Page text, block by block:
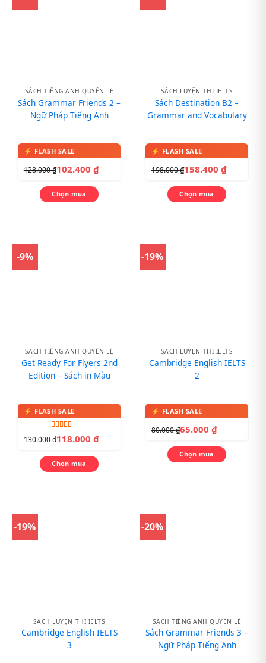
SÁCH TIẾNG ANH QUYỂN LẺ
Sách Grammar Friends 2 –
Ngữ Pháp Tiếng Anh
128.000₫102.400 ₫
Chọn mua
SÁCH LUYỆN THI IELTS
Sách Destination B2 –
Grammar and Vocabulary
198.000₫158.400 ₫
Chọn mua
-9%
SÁCH TIẾNG ANH QUYỂN LẺ
Get Ready For Flyers 2nd
Edition – Sách in Màu
Được xếp
hạng5.005
130.000₫118.000 ₫
Chọn mua
-19%
SÁCH LUYỆN THI IELTS
Cambridge English IELTS
2
80.000₫65.000 ₫
Chọn mua
-19%
SÁCH LUYỆN THI IELTS
Cambridge English IELTS
3
-20%
SÁCH TIẾNG ANH QUYỂN LẺ
Sách Grammar Friends 3 –
Ngữ Pháp Tiếng Anh